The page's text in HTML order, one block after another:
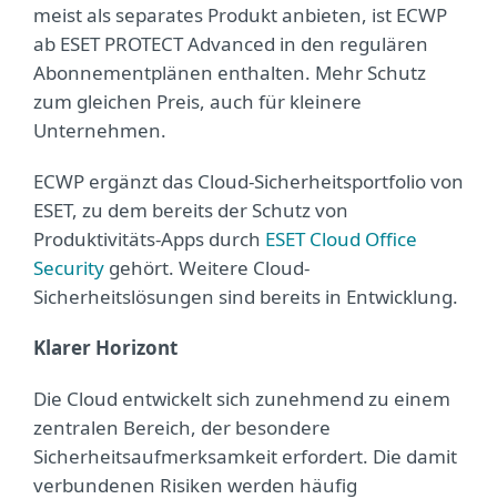
meist als separates Produkt anbieten, ist ECWP
ab ESET PROTECT Advanced in den regulären
Abonnementplänen enthalten. Mehr Schutz
zum gleichen Preis, auch für kleinere
Unternehmen.
ECWP ergänzt das Cloud-Sicherheitsportfolio von
ESET, zu dem bereits der Schutz von
Produktivitäts-Apps durch ESET Cloud Office
Security gehört. Weitere Cloud-
Sicherheitslösungen sind bereits in Entwicklung.
Klarer Horizont
Die Cloud entwickelt sich zunehmend zu einem
zentralen Bereich, der besondere
Sicherheitsaufmerksamkeit erfordert. Die damit
verbundenen Risiken werden häufig